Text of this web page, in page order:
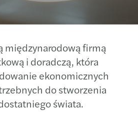
międzynarodową firmą
i doradczą, która
ekonomicznych
do stworzenia
świata.